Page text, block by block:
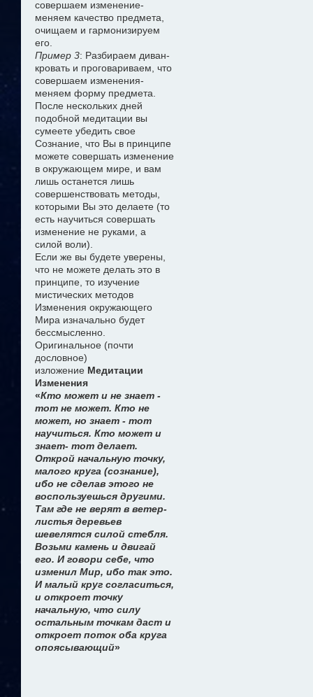
совершаем изменение-
меняем качество предмета,
очищаем и гармонизируем
его.
Пример 3: Разбираем диван-
кровать и проговариваем, что
совершаем изменения-
меняем форму предмета.
После нескольких дней
подобной медитации вы
сумеете убедить свое
Сознание, что Вы в принципе
можете совершать изменение
в окружающем мире, и вам
лишь останется лишь
совершенствовать методы,
которыми Вы это делаете (то
есть научиться совершать
изменение не руками, а
силой воли).
Если же вы будете уверены,
что не можете делать это в
принципе, то изучение
мистических методов
Изменения окружающего
Мира изначально будет
бессмысленно.
Оригинальное (почти
дословное)
изложение Медитации
Изменения
«Кто может и не знает -
тот не может. Кто не
может, но знает - тот
научиться. Кто может и
знает- тот делает.
Открой начальную точку,
малого круга (сознание),
ибо не сделав этого не
воспользуешься другими.
Там где не верят в ветер-
листья деревьев
шевелятся силой стебля.
Возьми камень и двигай
его. И говори себе, что
изменил Мир, ибо так это.
И малый круг согласиться,
и откроет точку
начальную, что силу
остальным точкам даст и
откроет поток оба круга
опоясывающий»